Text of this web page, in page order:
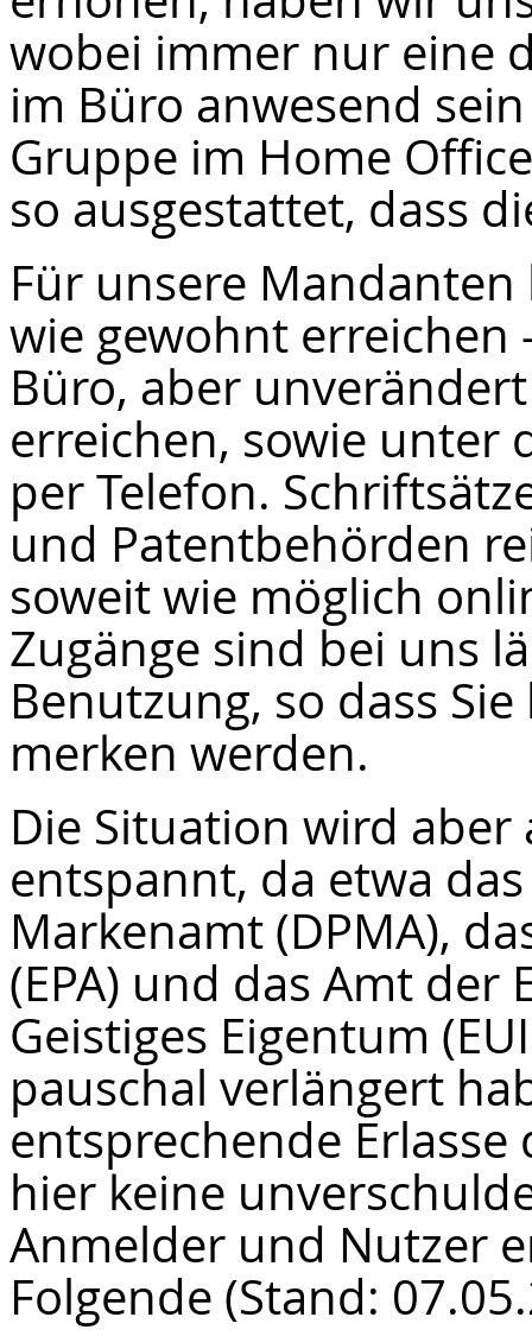
wobei immer nur eine
im Büro anwesend
Gruppe im Home
so ausgestattet, dass
Für unsere
wie gewohnt
Büro, aber
erreichen, sowie unter
per Telefon.
und Patentbehörden
soweit wie möglich
Zugänge sind bei uns
Benutzung, so dass
merken werden.
Die Situation wird
entspannt, da etwa
Markenamt (DPMA),
(EPA) und das Amt
Geistiges Eigentum
pauschal verlängert
entsprechende
hier keine
Anmelder und Nutzer
Folgende (Stand: